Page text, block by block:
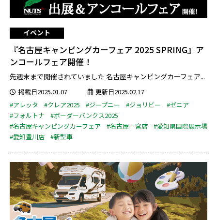
イベント
『名古屋キャンピングカーフェア 2025 SPRING』ア
ンコールフェア開催！
先週末まで開催されていました 名古屋キャンピングカーフェア...
掲載日2025.01.07
更新日2025.02.17
#アレッタ
#クレア2025 #ジープニー #ジョリビー
#ゼニア
#フォルトナ
#ボーダーバンクス2025
#名古屋キャンピングカーフェア
#名古屋一宮店
#愛知県国際展示場
#愛知豊川店
#新型車